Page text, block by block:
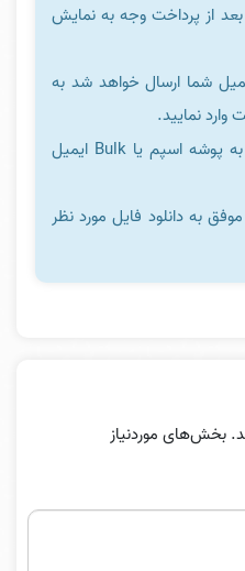
بعد از پرداخت وجه به نمایش
شما ارسال خواهد شد به
نمایید.
ممکن است ایمیل ارسالی به پوشه اسپم یا Bulk ایمیل
به دانلود فایل مورد نظر
بخش‌های موردنیاز